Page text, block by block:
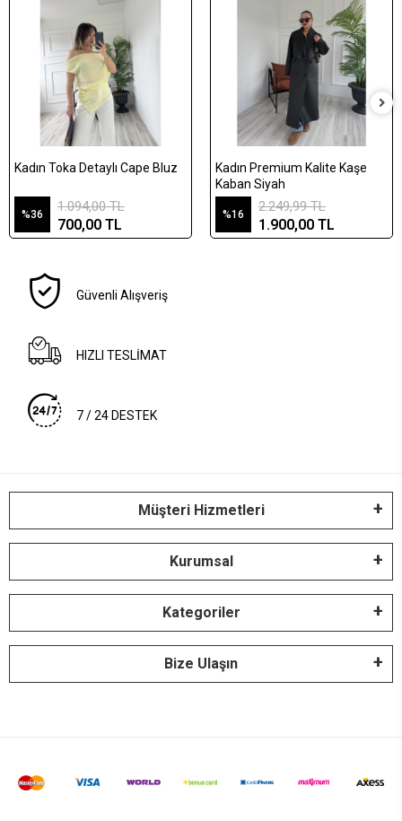
Kadın Toka Detaylı Cape Bluz
%36
1.094,00 TL
700,00 TL
Kadın Premium Kalite Kaşe
Kaban Siyah
%16
2.249,99 TL
1.900,00 TL
Güvenli Alışveriş
HIZLI TESLİMAT
7 / 24 DESTEK
Müşteri Hizmetleri
Kurumsal
Kategoriler
Bize Ulaşın